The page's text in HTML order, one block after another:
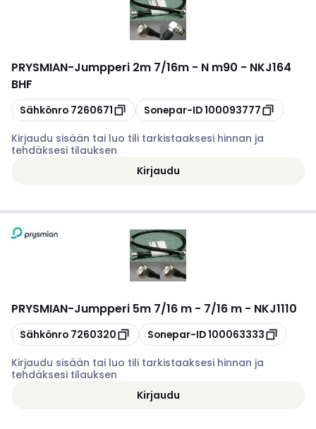
PRYSMIAN-Jumpperi 2m 7/16m - N m90 - NKJ164
BHF
Kopioi
Sähkönro 7260671 Kopioi
Sonepar-ID100093777
Kirjaudu sisään tai luo tili tarkistaaksesi hinnan ja
tehdäksesi tilauksen
Kirjaudu
PRYSMIAN-Jumpperi 5m 7/16 m - 7/16 m - NKJ1110
Kopioi
Sähkönro 7260320 Kopioi
Sonepar-ID100063333
Kirjaudu sisään tai luo tili tarkistaaksesi hinnan ja
tehdäksesi tilauksen
Kirjaudu